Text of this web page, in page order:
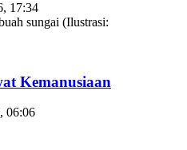
17:34
Kemanusiaan
06:06